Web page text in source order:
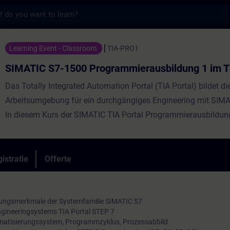
1500 Programmierausbildung 1 im TIA
Learning Event - Classroom TIA-PRO1
SIMATIC S7-1500 Programmierausbildung 1 im
Das Totally Integrated Automation Portal (TIA Portal) bildet
Arbeitsumgebung für ein durchgängiges Engineering mit
In diesem Kurs der SIMATIC TIA Portal
Parametrierung der Hardware und die Grundlagen der
Programmierung. Außerdem lernen Sie ein PROFINET IO
Offerte
der Systemfamilie SIMATIC S7
TIA Portal STEP 7
Programmzyklus, Prozessabbild